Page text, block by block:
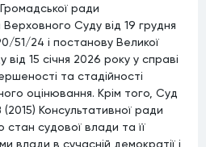
ради
Суду від 19 грудня
51/24 і постанову Великої
15 січня 2026 року у справі
та стадійності
оцінювання. Крім того, Суд
Консультативної ради
стан судової влади та її
влади в сучасній демократії і